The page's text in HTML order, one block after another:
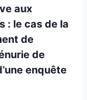
aux
: le cas de la
de
de
enquête